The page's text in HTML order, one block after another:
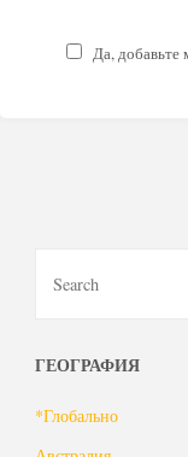
Да, добавьте
ГЕОГРАФИЯ
*Глобально